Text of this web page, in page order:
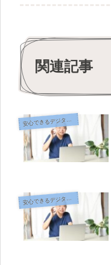
関連記事
安 心できるデジタル終活のヒント
安 心できるデジタル終活のヒント